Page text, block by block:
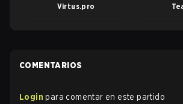
Virtus.pro
COMENTARIOS
Login para comentar en este partido